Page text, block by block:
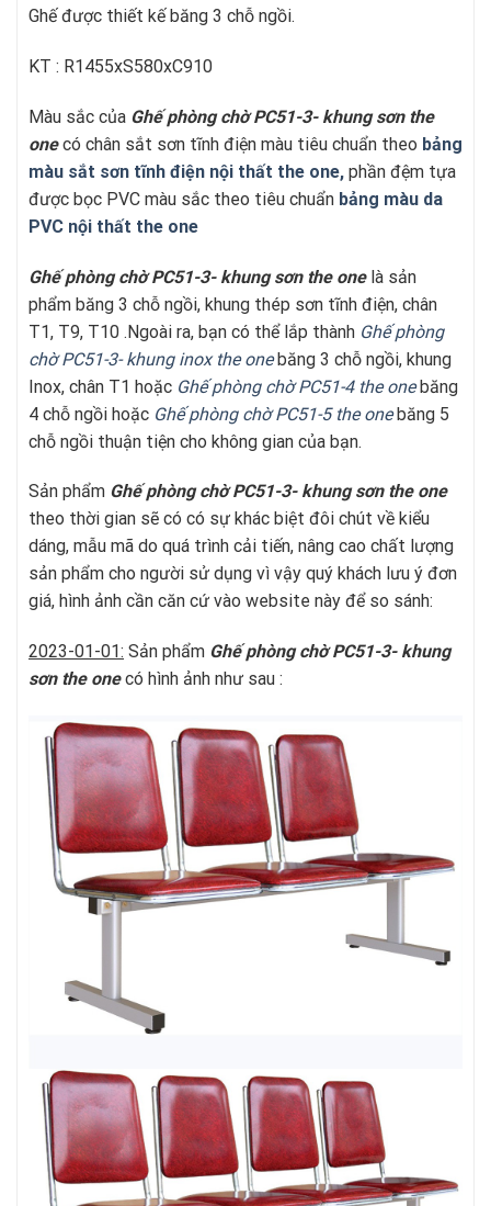
Ghế được thiết kế băng 3 chỗ ngồi.
KT : R1455xS580xC910
Màu sắc của Ghế phòng chờ PC51-3- khung sơn the
onecó chân sắt sơn tĩnh điện màu tiêu chuẩn theo bảng
màu sắt sơn tĩnh điện nội thất the one, phần đệm tựa
được bọc PVC màu sắc theo tiêu chuẩn bảng màu da
PVC nội thất the one
Ghế phòng chờ PC51-3- khung sơn the onelà sản
phẩm băng 3 chỗ ngồi, khung thép sơn tĩnh điện, chân
T1, T9, T10 .Ngoài ra, bạn có thể lắp thành Ghế phòng
chờ PC51-3- khung inox the onebăng 3 chỗ ngồi, khung
Inox, chân T1 hoặc Ghế phòng chờ PC51-4 the onebăng
4 chỗ ngồi hoặc Ghế phòng chờ PC51-5 the onebăng 5
chỗ ngồi thuận tiện cho không gian của bạn.
Sản phẩm Ghế phòng chờ PC51-3- khung sơnthe one
theo thời gian sẽ có có sự khác biệt đôi chút về kiểu
dáng, mẫu mã do quá trình cải tiến, nâng cao chất lượng
sản phẩm cho người sử dụng vì vậy quý khách lưu ý đơn
giá, hình ảnh cần căn cứ vào website này để so sánh:
2023-01-01: Sản phẩm Ghế phòng chờ PC51-3- khung
sơnthe onecó hình ảnh như sau :